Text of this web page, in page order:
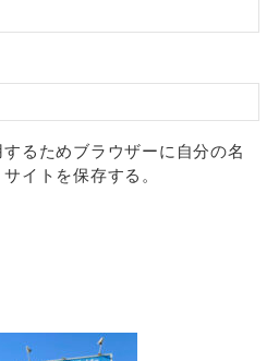
るためブラウザーに自分の名
イトを保存する。